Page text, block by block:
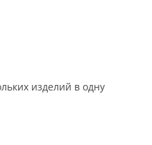
изделий в одну